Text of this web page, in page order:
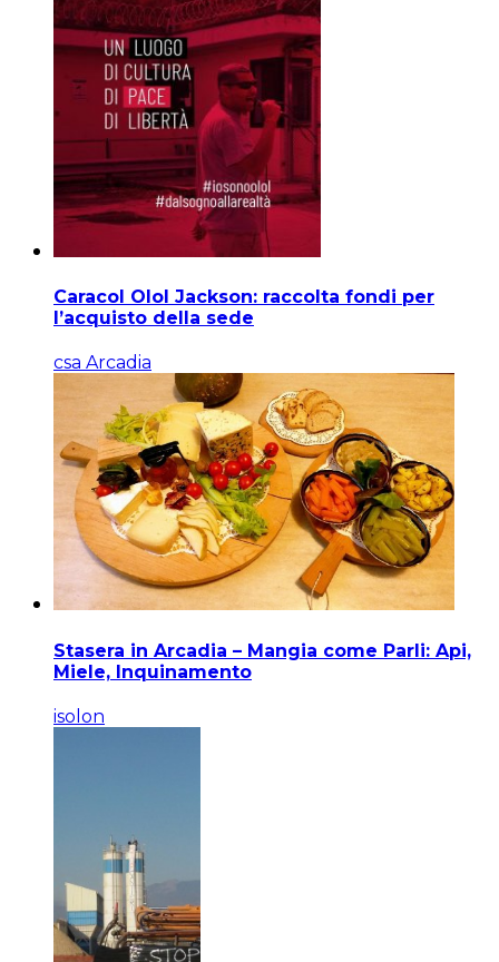
Caracol Olol Jackson: raccolta fondi per
l’acquisto della sede
csa Arcadia
Stasera in Arcadia – Mangia come Parli: Api,
Miele, Inquinamento
isolon